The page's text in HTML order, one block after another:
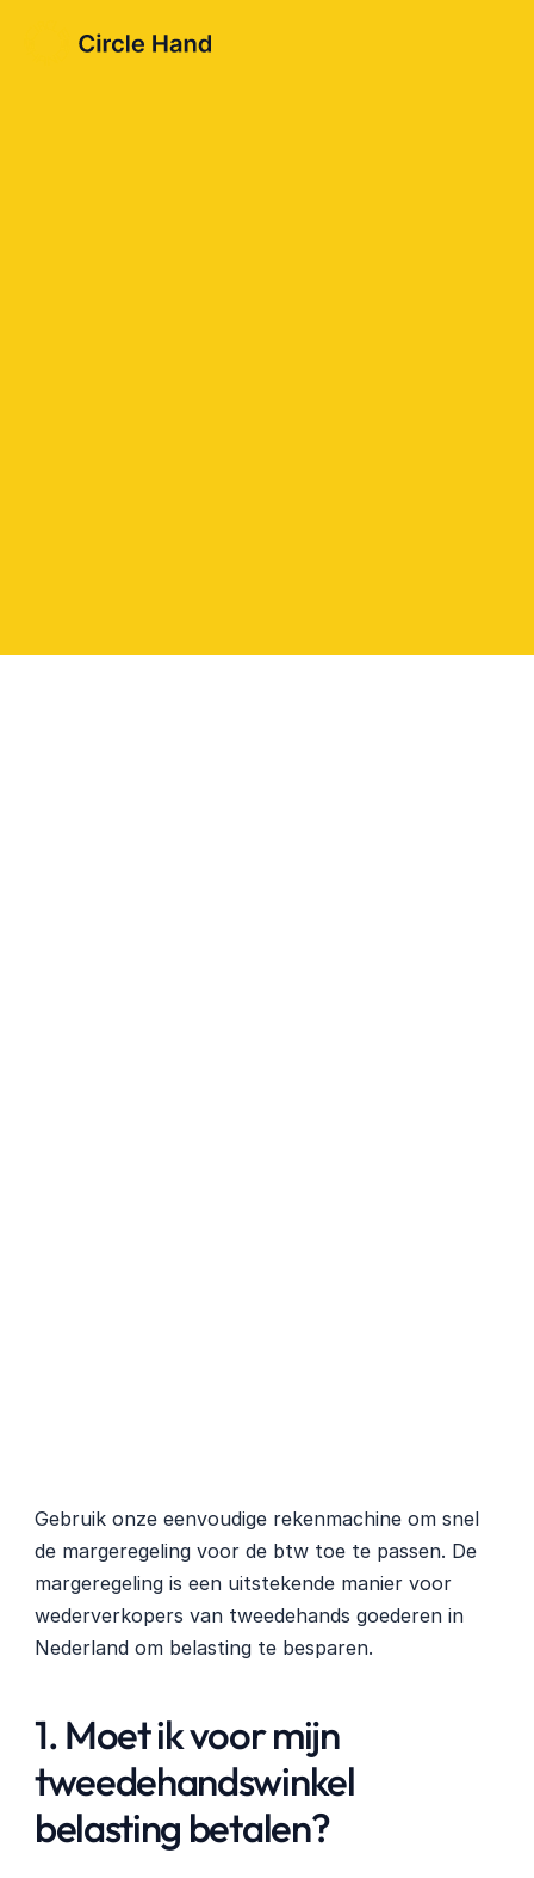
Gebruik onze eenvoudige rekenmachine om snel
de margeregeling voor de btw toe te passen. De
margeregeling is een uitstekende manier voor
wederverkopers van tweedehands goederen in
Nederland om belasting te besparen.
1. Moet ik voor mijn
tweedehandswinkel
belasting betalen?